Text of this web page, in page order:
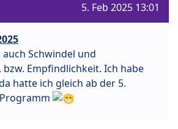
5. Feb 2025 13:01
auch Schwindel und
Empfindlichkeit. Ich habe
hatte ich gleich ab der 5.